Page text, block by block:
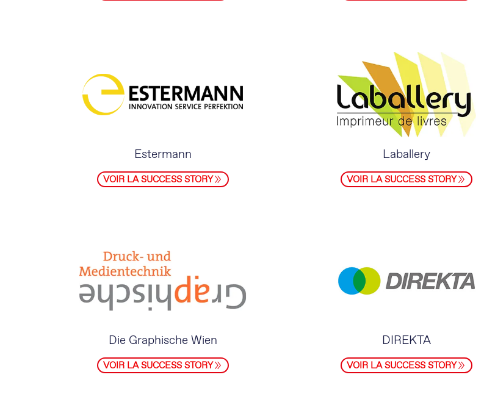
Estermann
VOIR LA SUCCESS STORY
Laballery
VOIR LA SUCCESS STORY
Die Graphische Wien
VOIR LA SUCCESS STORY
DIREKTA
VOIR LA SUCCESS STORY